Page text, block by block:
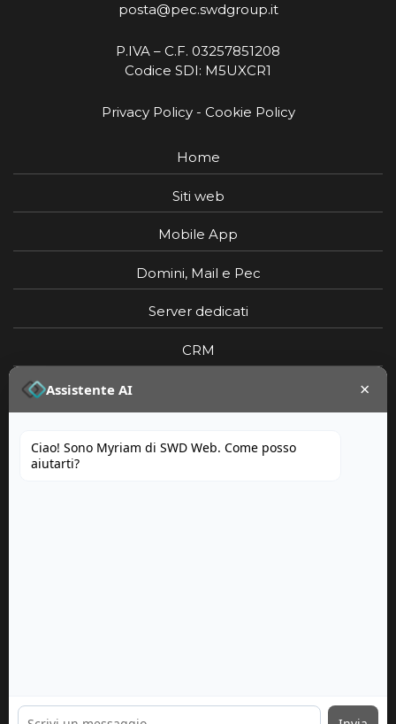
posta@pec.swdgroup.it
P.IVA – C.F. 03257851208
Codice SDI: M5UXCR1
Privacy Policy- Cookie Policy
Home
Siti web
Mobile App
Domini, Mail e Pec
Server dedicati
CRM
Assistente AI ×
Ciao! Sono Myriam di SWD Web. Come posso
aiutarti?